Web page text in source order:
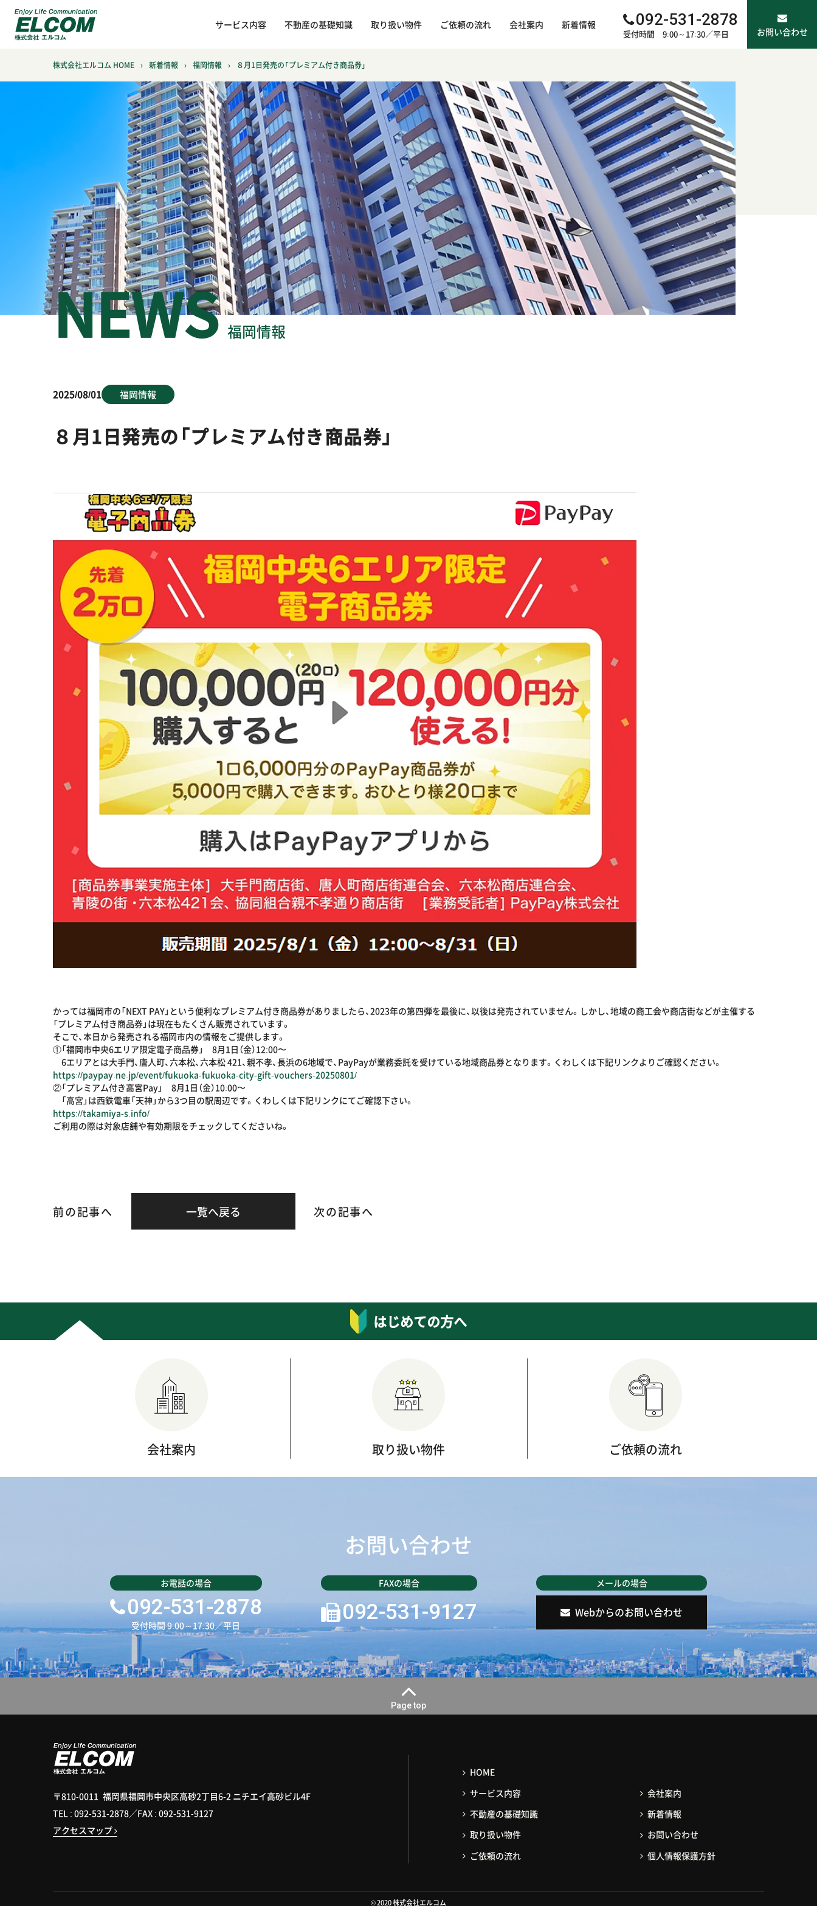
サービス内容 不動産の基礎知識 取り扱い物件 ご依頼の流れ 会社案内 新着情報 092-531-2878
受付時間 9:00～17:30／平日 お問い合わせ
株式会社エルコム HOME › 新着情報 › 福岡情報 › ８月1日発売の「プレミアム付き商品券」
福岡情報
2025/08/01 福岡情報
８月1日発売の「プレミアム付き商品券」
かっては福岡市の「NEXT PAY」という便利なプレミアム付き商品券がありましたら、2023年の第四弾を最後に、以後は発売されていません。しかし、地域の商工会や商店街などが主催する
「プレミアム付き商品券」は現在もたくさん販売されています。
そこで、本日から発売される福岡市内の情報をご提供します。
①「福岡市中央6エリア限定電子商品券」 8月1日（金）12:00〜
6エリアとは大手門、唐人町、六本松、六本松 421、親不孝、長浜の6地域で、PayPayが業務委託を受けている地域商品券となります。くわしくは下記リンクよりご確認ください。
https://paypay.ne.jp/event/fukuoka-fukuoka-city-gift-vouchers-20250801/
②「プレミアム付き高宮Pay」 8月1日（金）10:00〜
「高宮」は西鉄電車「天神」から3つ目の駅周辺です。くわしくは下記リンクにてご確認下さい。
https://takamiya-s.info/
ご利用の際は対象店舗や有効期限をチェックしてくださいね。
前の記事へ 一覧へ戻る 次の記事へ
はじめての方へ
会社案内 取り扱い物件 ご依頼の流れ
お問い合わせ
092-531-2878
受付時間 9:00～17:30／平日
092-531-9127 Webからのお問い合わせ
Page top
〒810-0011 福岡県福岡市中央区高砂2丁目6-2 ニチエイ高砂ビル4F
TEL : 092-531-2878／FAX : 092-531-9127
アクセスマップ
HOME
サービス内容
不動産の基礎知識
取り扱い物件
ご依頼の流れ
会社案内
新着情報
お問い合わせ
個人情報保護方針
©2020 株式会社エルコム